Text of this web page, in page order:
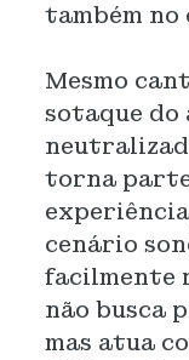
também
Mesmo
sotaque
torna
cenário
facilmente
não busca
mas atua